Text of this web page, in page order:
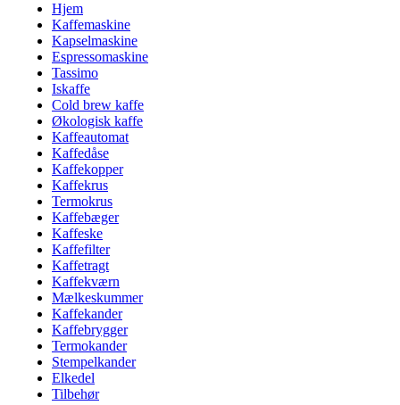
Hjem
Kaffemaskine
Kapselmaskine
Espressomaskine
Tassimo
Iskaffe
Cold brew kaffe
Økologisk kaffe
Kaffeautomat
Kaffedåse
Kaffekopper
Kaffekrus
Termokrus
Kaffebæger
Kaffeske
Kaffefilter
Kaffetragt
Kaffekværn
Mælkeskummer
Kaffekander
Kaffebrygger
Termokander
Stempelkander
Elkedel
Tilbehør